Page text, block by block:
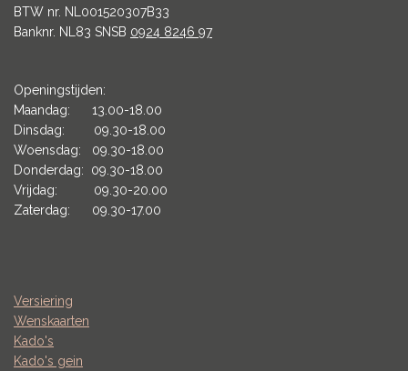
BTW nr. NL001520307B33
Banknr. NL83 SNSB 0924 8246 97
Openingstijden:
Maandag: 13.00-18.00
Dinsdag: 09.30-18.00
Woensdag: 09.30-18.00
Donderdag: 09.30-18.00
Vrijdag: 09.30-20.00
Zaterdag: 09.30-17.00
Versiering
Wenskaarten
Kado's
Kado's gein